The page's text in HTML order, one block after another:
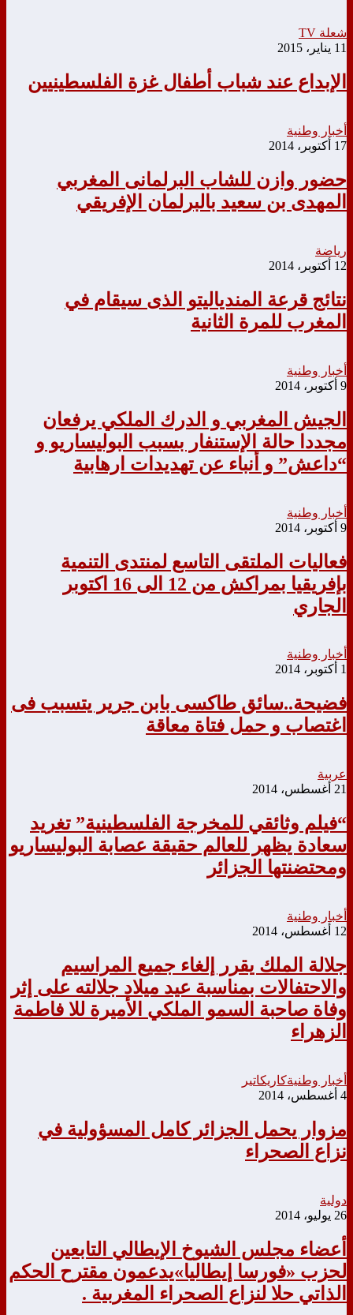
شعلة TV
11 يناير، 2015
الإبداع عند شباب أطفال غزة الفلسطينيين
أخبار وطنية
17 أكتوبر، 2014
حضور وازن للشاب البرلمانى المغربي
المهدى بن سعيد بالبرلمان الإفريقي
رياضة
12 أكتوبر، 2014
نتائج قرعة المندياليتو الذى سيقام في
المغرب للمرة الثانية
أخبار وطنية
9 أكتوبر، 2014
الجيش المغربي و الدرك الملكي يرفعان
مجددا حالة الإستنفار بسبب البوليساريو و
“داعش” و أنباء عن تهديدات ارهابية
أخبار وطنية
9 أكتوبر، 2014
فعاليات الملتقى التاسع لمنتدى التنمية
بإفريقيا بمراكش من 12 الى 16 اكتوبر
الجاري
أخبار وطنية
1 أكتوبر، 2014
فضيحة..سائق طاكسى بابن جرير يتسبب فى
اغتصاب و حمل فتاة معاقة
عربية
21 أغسطس، 2014
“فيلم وثائقي للمخرجة الفلسطينية” تغريد
سعادة يظهر للعالم حقيقة عصابة البوليساريو
ومحتضنتها الجزائر
أخبار وطنية
12 أغسطس، 2014
جلالة الملك يقرر إلغاء جميع المراسيم
والاحتفالات بمناسبة عيد ميلاد جلالته على إثر
وفاة صاحبة السمو الملكي الأميرة للا فاطمة
الزهراء
أخبار وطنيةكاريكاتير
4 أغسطس، 2014
مزوار يحمل الجزائر كامل المسؤولية في
نزاع الصحراء
دولية
26 يوليو، 2014
أعضاء مجلس الشيوخ الإيطالي التابعين
لحزب «فورسا إيطاليا»يدعمون مقترح الحكم
الذاتي حلا لنزاع الصحراء المغربية .